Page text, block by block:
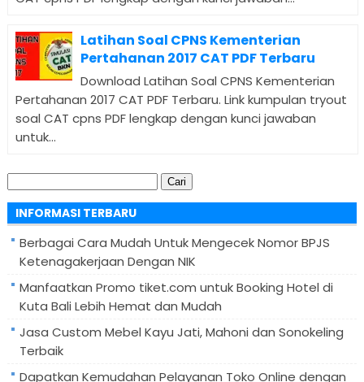
Latihan Soal CPNS Kementerian
Pertahanan 2017 CAT PDF Terbaru
Download Latihan Soal CPNS Kementerian
Pertahanan 2017 CAT PDF Terbaru. Link kumpulan tryout
soal CAT cpns PDF lengkap dengan kunci jawaban
untuk...
untuk:
INFORMASI TERBARU
Berbagai Cara Mudah Untuk Mengecek Nomor BPJS
Ketenagakerjaan Dengan NIK
Manfaatkan Promo tiket.com untuk Booking Hotel di
Kuta Bali Lebih Hemat dan Mudah
Jasa Custom Mebel Kayu Jati, Mahoni dan Sonokeling
Terbaik
Dapatkan Kemudahan Pelayanan Toko Online dengan